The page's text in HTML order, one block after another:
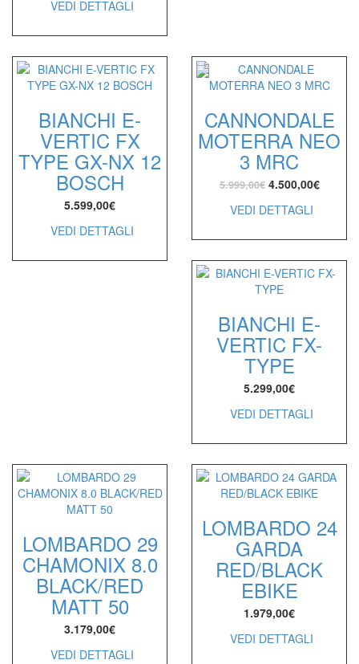
VEDI DETTAGLI
BIANCHI E-
VERTIC FX
TYPE GX-NX 12
BOSCH
5.599,00€
VEDI DETTAGLI
CANNONDALE
MOTERRA NEO
3 MRC
5.999,00€ 4.500,00€
VEDI DETTAGLI
BIANCHI E-
VERTIC FX-
TYPE
5.299,00€
VEDI DETTAGLI
LOMBARDO 29
CHAMONIX 8.0
BLACK/RED
MATT 50
3.179,00€
VEDI DETTAGLI
LOMBARDO 24
GARDA
RED/BLACK
EBIKE
1.979,00€
VEDI DETTAGLI